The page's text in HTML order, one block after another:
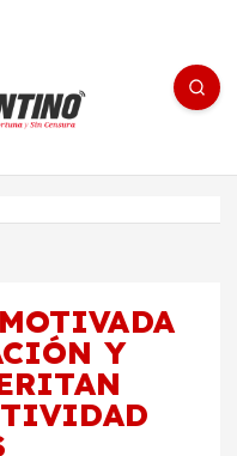
noticias/editorial
Y